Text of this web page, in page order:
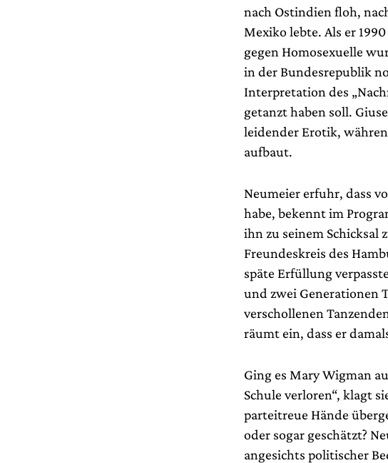
nach Ostindien floh,
Mexiko lebte. Als er
gegen Homosexuelle
in der Bundesrepublik
Interpretation des
getanzt haben soll.
leidender Erotik,
aufbaut.
Neumeier erfuhr, dass
habe, bekennt im
ihn zu seinem Schicksal
Freundeskreis des
späte Erfüllung
und zwei Generationen
verschollenen
räumt ein, dass er
Ging es Mary Wigman
Schule verloren“, klagt
parteitreue Hände
oder sogar geschätzt?
angesichts politischer